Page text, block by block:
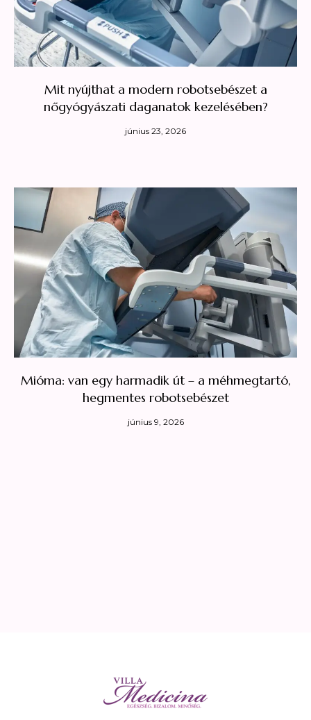
Mit nyújthat a modern robotsebészet a
nőgyógyászati daganatok kezelésében?
június 23, 2026
Mióma: van egy harmadik út – a méhmegtartó,
hegmentes robotsebészet
június 9, 2026